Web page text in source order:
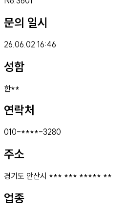
문의 일시
26.06.02 16:46
성함
한**
연락처
010-****-3280
주소
경기도 안산시 *** *** ***** **
업종